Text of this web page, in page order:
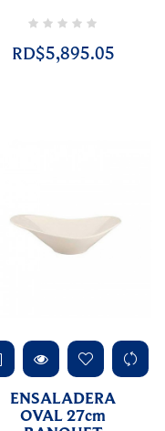
RD$5,895.05
ENSALADERA
OVAL 27cm